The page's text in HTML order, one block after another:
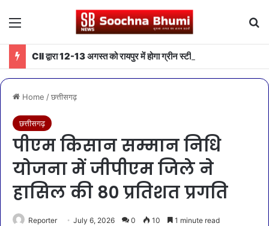
Menu
Home /छत्तीसगढ़
छत्तीसगढ़
पीएम किसान सम्मान निधि
योजना में जीपीएम जिले ने
हासिल की 80 प्रतिशत प्रगति
Reporter July 6, 2026 0 10 1 minute read